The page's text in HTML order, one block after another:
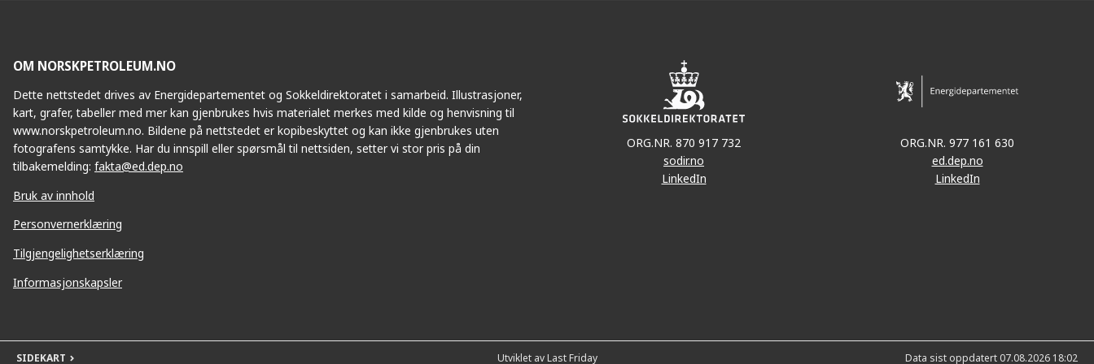
OM NORSKPETROLEUM.NO
Dette nettstedet drives av Energidepartementet og Sokkeldirektoratet i samarbeid. Illustrasjoner,
kart, grafer, tabeller med mer kan gjenbrukes hvis materialet merkes med kilde og henvisning til
www.norskpetroleum.no. Bildene på nettstedet er kopibeskyttet og kan ikke gjenbrukes uten
fotografens samtykke. Har du innspill eller spørsmål til nettsiden, setter vi stor pris på din
tilbakemelding: fakta@ed.dep.no
Bruk av innhold
Personvernerklæring
Tilgjengelighetserklæring
Informasjonskapsler
ORG.NR. 870 917 732
sodir.no
LinkedIn
ORG.NR. 977 161 630
ed.dep.no
LinkedIn
SIDEKART Utviklet av Last Friday Data sist oppdatert 07.08.2026 18:02